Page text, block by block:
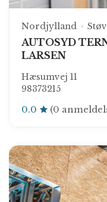
Nordjylland
AUTOSYD
LARSEN
Hæsumvej 11
98373215
0.0 (0